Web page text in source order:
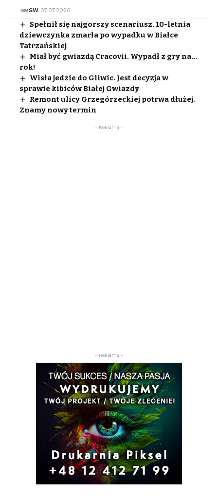
SW 07.07.2026
Spełnił się najgorszy scenariusz. 10-letnia
dziewczynka zmarła po wypadku w Białce
Tatrzańskiej
Miał być gwiazdą Cracovii. Wypadł z gry na…
rok!
Wisła jedzie do Gliwic. Jest decyzja w
sprawie kibiców Białej Gwiazdy
Remont ulicy Grzegórzeckiej potrwa dłużej.
Znamy nowy termin
- Reklama -
- Reklama -